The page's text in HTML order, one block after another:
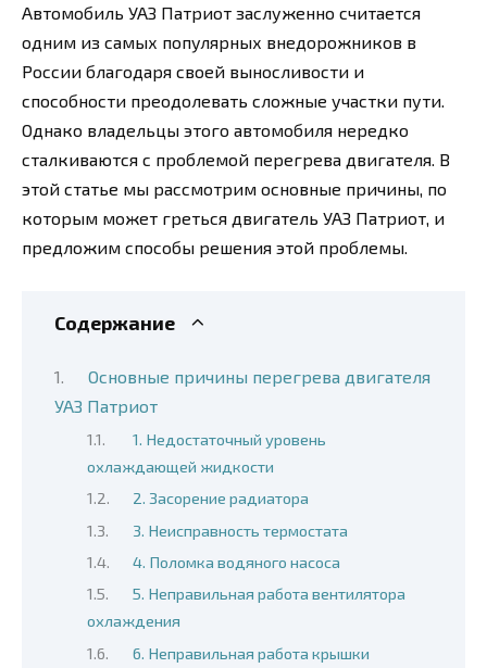
Автомобиль УАЗ Патриот заслуженно считается
одним из самых популярных внедорожников в
России благодаря своей выносливости и
способности преодолевать сложные участки пути.
Однако владельцы этого автомобиля нередко
сталкиваются с проблемой перегрева двигателя. В
этой статье мы рассмотрим основные причины, по
которым может греться двигатель УАЗ Патриот, и
предложим способы решения этой проблемы.
Содержание
Основные причины перегрева двигателя
УАЗ Патриот
1. Недостаточный уровень
охлаждающей жидкости
2. Засорение радиатора
3. Неисправность термостата
4. Поломка водяного насоса
5. Неправильная работа вентилятора
охлаждения
6. Неправильная работа крышки